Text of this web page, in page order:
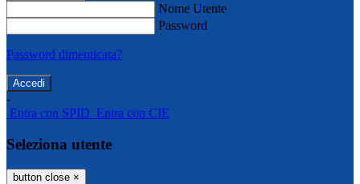
Nome Utente
Password
Password dimenticata?
-
Entra con SPID Entra con CIE
Seleziona utente
button close ×